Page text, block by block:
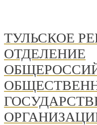
ТУЛЬСКОЕ
ОТДЕЛЕНИЕ